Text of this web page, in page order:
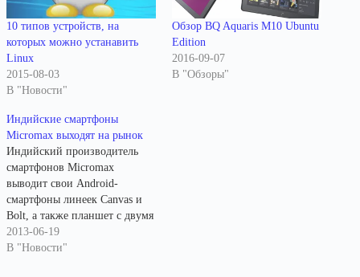
10 типов устройств, на
которых можно устанавить
Linux
2015-08-03
В "Новости"
Обзор BQ Aquaris M10 Ubuntu
Edition
2016-09-07
В "Обзоры"
Индийские смартфоны
Micromax выходят на рынок
Индийский производитель
смартфонов Micromax
выводит свои Android-
смартфоны линеек Canvas и
Bolt, а также планшет с двумя
операционными системами на
российский рынок, сообщили
2013-06-19
В "Новости"